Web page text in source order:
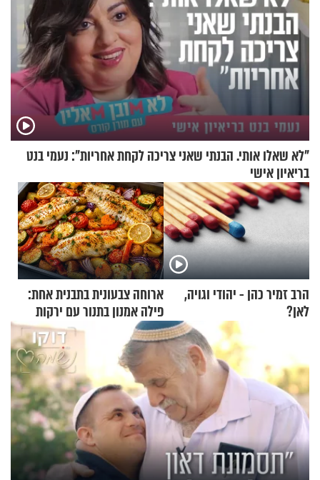
"לא שאלו אותי. הבנתי שאני צריכה לקחת אחריות": נעמי בנט
בריאיון אישי
הרב זמיר כהן - יהודי וגויה,
לאן?
ארוחה צבעונית בתבנית אחת:
פילה אמנון בתנור עם ירקות